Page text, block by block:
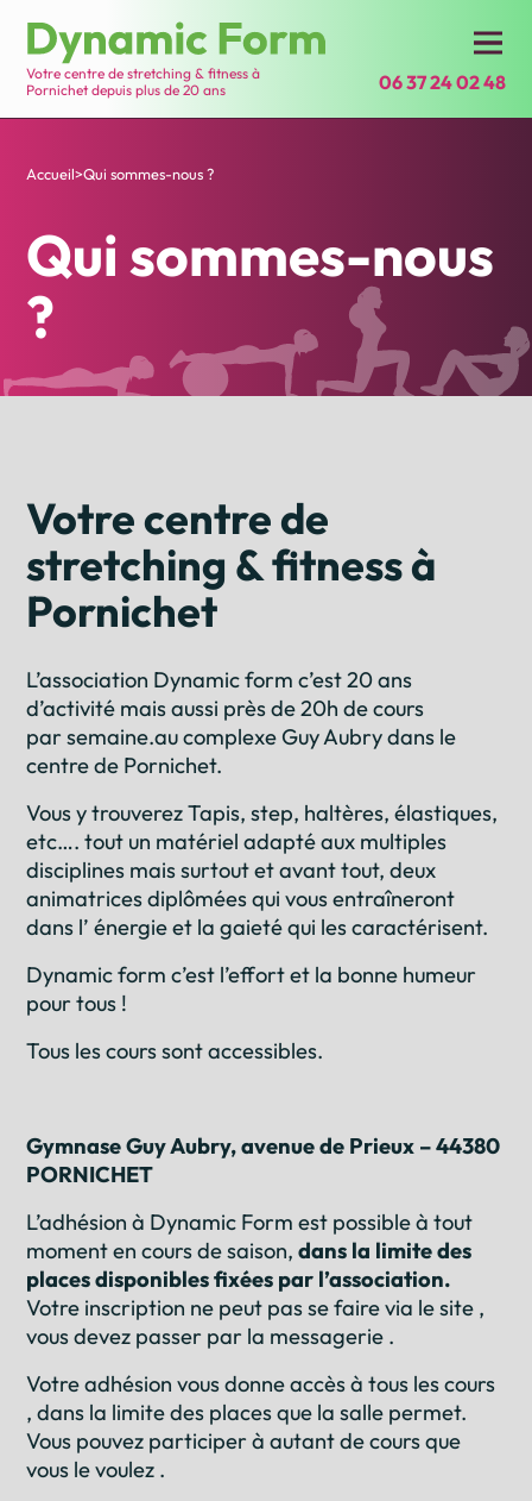
Votre centre de stretching & fitness à
Pornichet depuis plus de 20 ans
06 37 24 02 48
Accueil>Qui sommes-nous ?
Qui sommes-nous
?
Votre centre de
stretching & fitness à
Pornichet
L’association Dynamic form c’est 20 ans
d’activité mais aussi près de 20h de cours
par semaine.au complexe Guy Aubry dans le
centre de Pornichet.
Vous y trouverez Tapis, step, haltères, élastiques,
etc…. tout un matériel adapté aux multiples
disciplines mais surtout et avant tout, deux
animatrices diplômées qui vous entraîneront
dans l’ énergie et la gaieté qui les caractérisent.
Dynamic form c’est l’effort et la bonne humeur
pour tous !
Tous les cours sont accessibles.
Gymnase Guy Aubry, avenue de Prieux – 44380
PORNICHET
L’adhésion à Dynamic Form est possible à tout
moment en cours de saison,dans la limite des
places disponibles fixées par l’association.
Votre inscription ne peut pas se faire via le site ,
vous devez passer par la messagerie .
Votre adhésion vous donne accès à tous les cours
, dans la limite des places que la salle permet.
Vous pouvez participer à autant de cours que
vous le voulez .